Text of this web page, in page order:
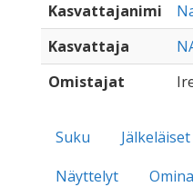
Kasvattajanimi
Kasvattaja
Omistajat
Suku Jälkeläiset
Näyttelyt